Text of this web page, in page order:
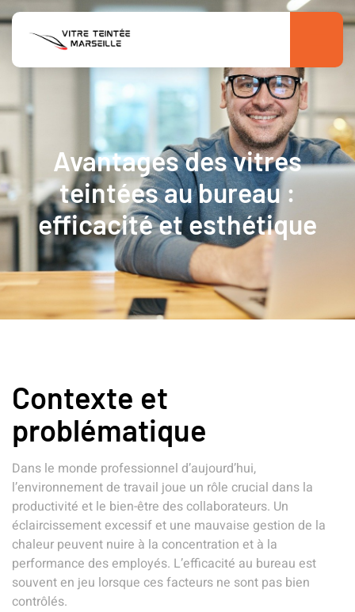
Avantages des vitres
teintées au bureau :
efficacité et esthétique
Contexte et
problématique
Dans le monde professionnel d’aujourd’hui,
l’environnement de travail joue un rôle crucial dans la
productivité et le bien-être des collaborateurs. Un
éclaircissement excessif et une mauvaise gestion de la
chaleur peuvent nuire à la concentration et à la
performance des employés. L’efficacité au bureau est
souvent en jeu lorsque ces facteurs ne sont pas bien
contrôlés.